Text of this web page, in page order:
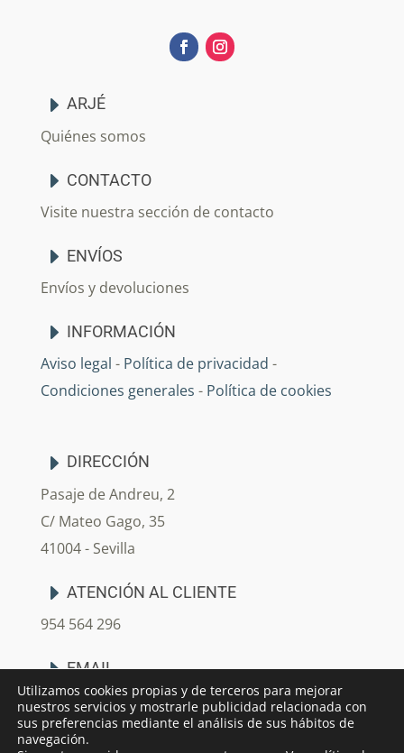
ARJÉ
Quiénes somos
CONTACTO
Visite nuestra sección de contacto
ENVÍOS
Envíos y devoluciones
INFORMACIÓN
Aviso legal - Política de privacidad -
Condiciones generales - Política de cookies
DIRECCIÓN
Pasaje de Andreu, 2
C/ Mateo Gago, 35
41004 - Sevilla
ATENCIÓN AL CLIENTE
954 564 296
EMAIL
info@arjedecoracion.com
Utilizamos cookies propias y de terceros para mejorar
nuestros servicios y mostrarle publicidad relacionada con
sus preferencias mediante el análisis de sus hábitos de
navegación.